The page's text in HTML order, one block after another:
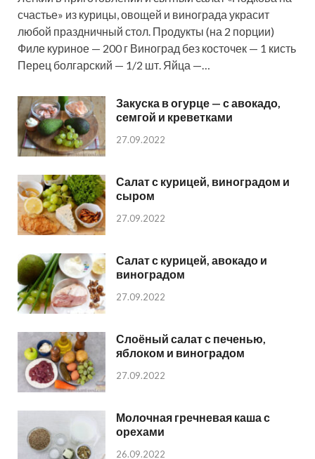
счастье» из курицы, овощей и винограда украсит
любой праздничный стол. Продукты (на 2 порции)
Филе куриное — 200 г Виноград без косточек — 1 кисть
Перец болгарский — 1/2 шт. Яйца —…
Закуска в огурце — с авокадо,
семгой и креветками
27.09.2022
Салат с курицей, виноградом и
сыром
27.09.2022
Салат с курицей, авокадо и
виноградом
27.09.2022
Слоёный салат с печенью,
яблоком и виноградом
27.09.2022
Молочная гречневая каша с
орехами
26.09.2022